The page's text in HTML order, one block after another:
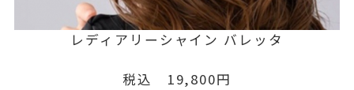
レディアリーシャイン バレッタ
税込 19,800円